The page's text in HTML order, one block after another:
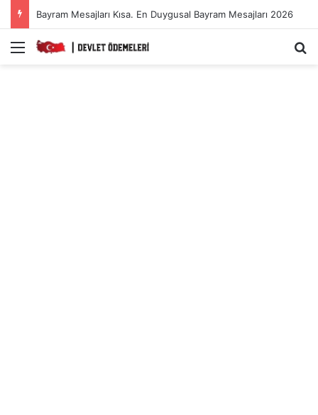
Bayram Mesajları Kısa. En Duygusal Bayram Mesajları 2026
Menü